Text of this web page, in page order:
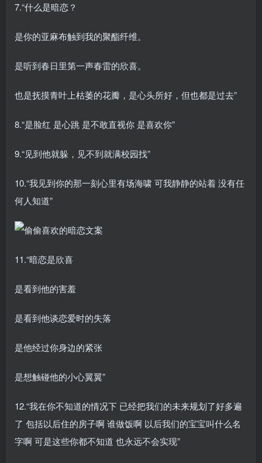
7.“什么是暗恋？
是你的亚麻布触到我的聚酯纤维。
是听到春日里第一声春雷的欣喜。
也是抚摸青叶上枯萎的花瓣，是心头所好，但也都是过去”
8.“是脸红 是心跳 是不敢直视你 是喜欢你”
9.“见到他就躲，见不到就满校园找”
10.“我见到你的那一刻心里有场海啸 可我静静的站着 没有任
何人知道”
11.“暗恋是欣喜
是看到他的害羞
是看到他谈恋爱时的失落
是他经过你身边的紧张
是想触碰他的小心翼翼”
12.“我在你不知道的情况下 已经把我们的未来规划了好多遍
了 包括以后住的房子啊 谁做饭啊 以后我们的宝宝叫什么名
字啊 可是这些你都不知道 也永远不会实现”